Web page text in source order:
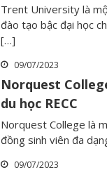
Trent University là
đào tạo bậc đại học
[…]
09/07/2023
Norquest
du học RECC
Norquest College là
đồng sinh viên đa
09/07/2023